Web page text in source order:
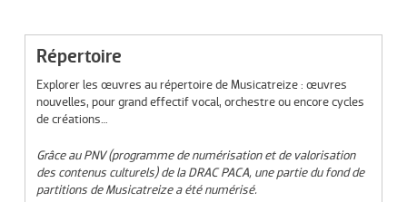
Répertoire
Explorer les œuvres au répertoire de Musicatreize : œuvres
nouvelles, pour grand effectif vocal, orchestre ou encore cycles
de créations…
Grâce au PNV (programme de numérisation et de valorisation
des contenus culturels) de la DRAC PACA, une partie du fond de
partitions de Musicatreize a été numérisé.